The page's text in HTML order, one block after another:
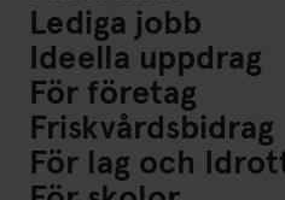
Lediga jobb
Ideella uppdrag
För företag
Friskvårdsbidrag
För lag och